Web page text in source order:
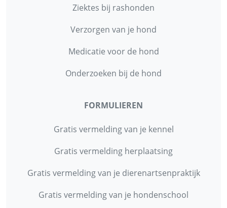
Ziektes bij rashonden
Verzorgen van je hond
Medicatie voor de hond
Onderzoeken bij de hond
FORMULIEREN
Gratis vermelding van je kennel
Gratis vermelding herplaatsing
Gratis vermelding van je dierenartsenpraktijk
Gratis vermelding van je hondenschool